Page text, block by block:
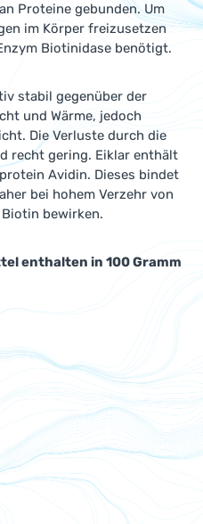
Proteine gebunden. Um
im Körper freizusetzen
Biotinidase benötigt.
stabil gegenüber der
und Wärme, jedoch
Die Verluste durch die
recht gering. Eiklar enthält
Avidin. Dieses bindet
bei hohem Verzehr von
bewirken.
enthalten in 100 Gramm